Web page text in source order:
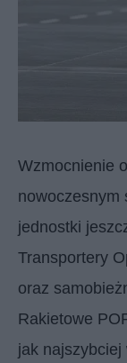
Wzmocnienie
nowoczesnym
jednostki
Transportery
oraz
Rakietowe
jak najszybciej